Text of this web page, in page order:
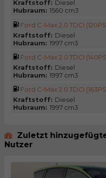
Kraftstoff: Diesel
Hubraum: 1560 cm3
Ford C-Max 2.0 TDCI
Kraftstoff: Diesel
Hubraum: 1997 cm3
Ford C-Max 2.0 TDCI
Kraftstoff: Diesel
Hubraum: 1997 cm3
Ford C-Max 2.0 TDCI
Kraftstoff: Diesel
Hubraum: 1997 cm3
Zuletzt
Nutzer